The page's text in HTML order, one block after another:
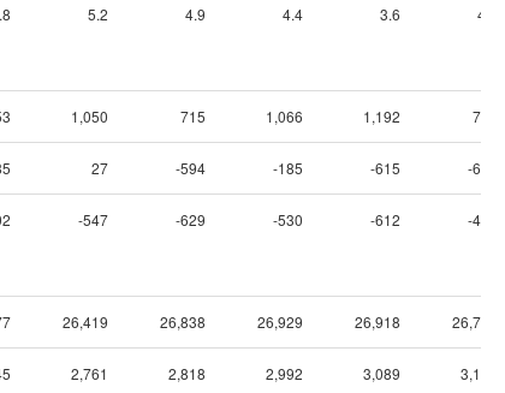
5.2 4.9 4.4 3.6 4.3
1,050 715 1,066 1,192 783
27 -594 -185 -615 -691
-547 -629 -530 -612 -465
26,419 26,838 26,929 26,918 26,752
2,761 2,818 2,992 3,089 3,156